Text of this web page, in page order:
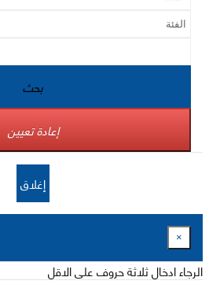
بحث
إعادة تعيين
إغلاق
×
الرجاء ادخال ثلاثة حروف على الاقل